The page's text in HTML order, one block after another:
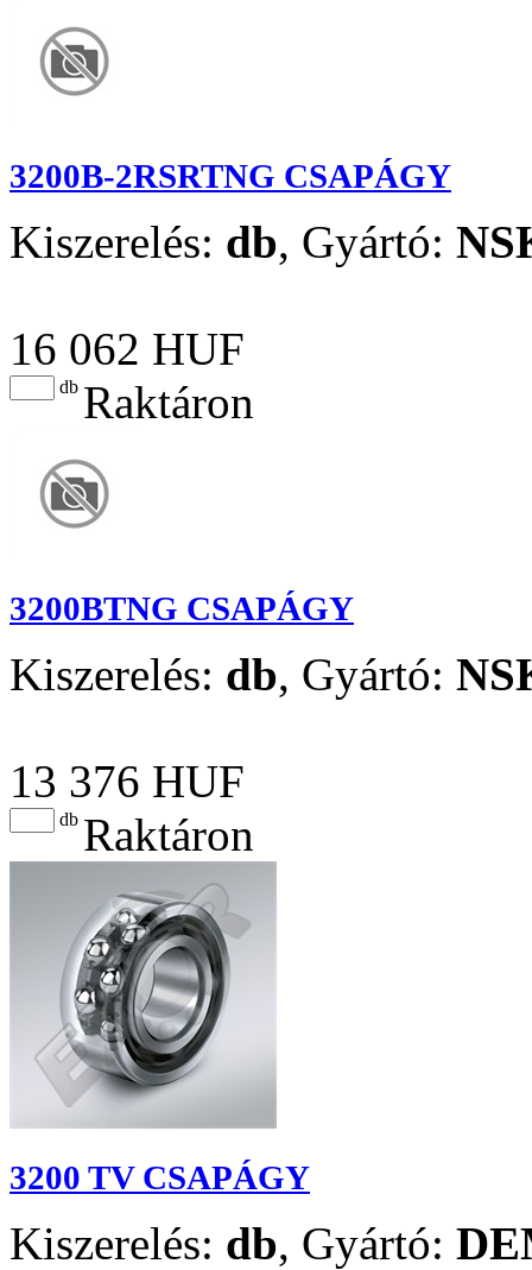
3200B-2RSRTNG CSAPÁGY
Kiszerelés: db, Gyártó:
16 062 HUF
db Raktáron
3200BTNG CSAPÁGY
Kiszerelés: db, Gyártó:
13 376 HUF
db Raktáron
3200 TV CSAPÁGY
Kiszerelés: db, Gyártó: